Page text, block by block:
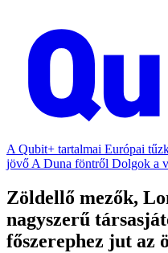
A Qubit+ tartalmai Európai
jövő A Duna föntről Dolgok a
Zöldellő mezők,
nagyszerű
főszerephez jut az